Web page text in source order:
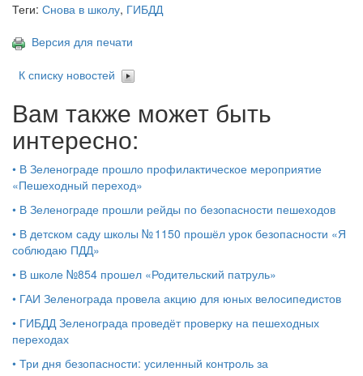
Теги: Снова в школу, ГИБДД
Версия для печати
К списку новостей
Вам также может быть
интересно:
• В Зеленограде прошло профилактическое мероприятие
«Пешеходный переход»
• В Зеленограде прошли рейды по безопасности пешеходов
• В детском саду школы № 1150 прошёл урок безопасности «Я
соблюдаю ПДД»
• В школе №854 прошел «Родительский патруль»
• ГАИ Зеленограда провела акцию для юных велосипедистов
• ГИБДД Зеленограда проведёт проверку на пешеходных
переходах
• Три дня безопасности: усиленный контроль за